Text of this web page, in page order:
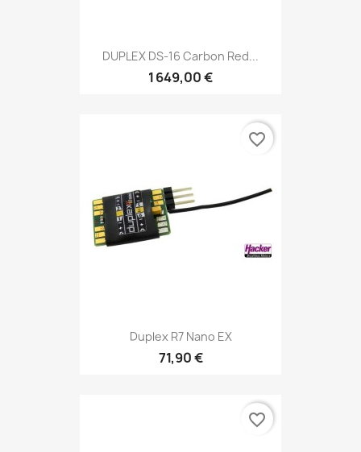
DUPLEX DS-16 Carbon Red...
1 649,00 €
Duplex R7 Nano EX
71,90 €
favorite_border
favorite_border